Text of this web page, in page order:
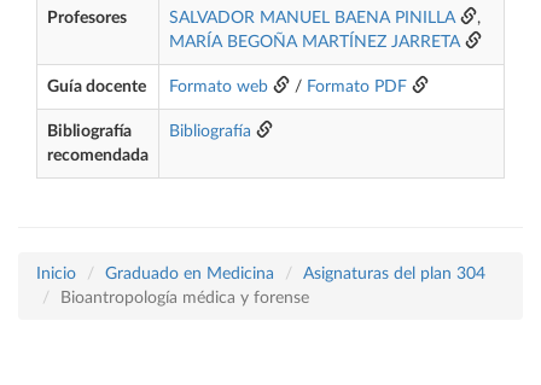
Profesores SALVADOR MANUEL BAENA PINILLA
,
MARÍA BEGOÑA MARTÍNEZ JARRETA
Guía docente Formato web / Formato PDF
Bibliografía
recomendada
Bibliografía
Inicio Graduado en Medicina
Asignaturas del plan 304
Bioantropología médica y forense